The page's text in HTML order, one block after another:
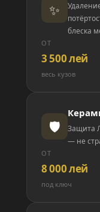
✨
блеска
ОТ
3 500 лей
весь кузов
🛡️
Защита
— не
ОТ
8 000 лей
под ключ